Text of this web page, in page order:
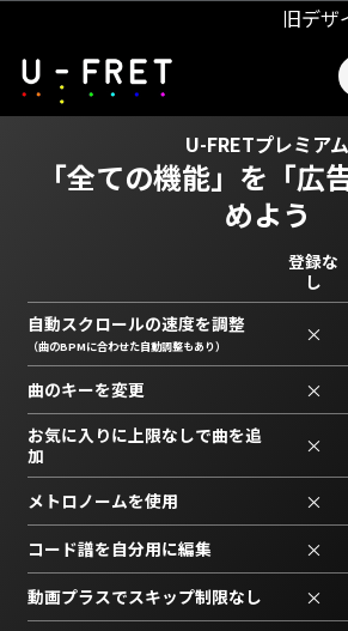
旧デザ
U-FRETプレミアム
「全ての機能」を 「広
めよう
登録な
し
自動スクロールの速度を調整
（曲のBPMに合わせた自動調整もあり） ×
曲のキーを変更 ×
お気に入りに上限なしで曲を追
加
×
メトロノームを使用 ×
コード譜を自分用に編集 ×
動画プラスでスキップ制限なし ×